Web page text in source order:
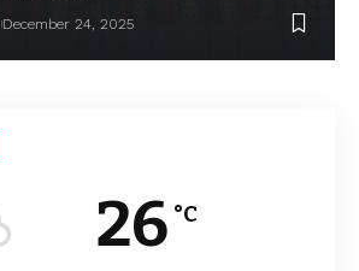
December 24, 2025
26 °C